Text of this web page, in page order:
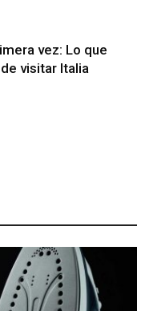
vez: Lo que
visitar Italia